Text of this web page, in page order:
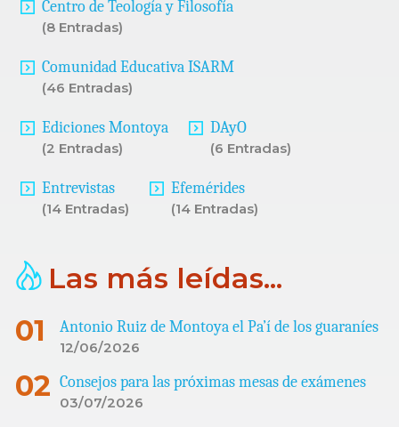
Centro de Teología y Filosofía
(8 Entradas)
Comunidad Educativa ISARM
(46 Entradas)
Ediciones Montoya
(2 Entradas)
DAyO
(6 Entradas)
Entrevistas
(14 Entradas)
Efemérides
(14 Entradas)
Las más leídas...
Antonio Ruiz de Montoya el Pa’í de los guaraníes
12/06/2026
Consejos para las próximas mesas de exámenes
03/07/2026